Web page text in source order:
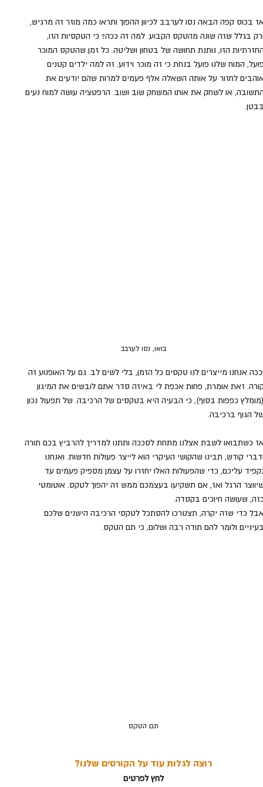
בכוס קפה הבאה נסו לערבב לכיוון ההפוך ותראו כמה מוזר זה מרגיש,
בגלל שזה שונה מהטקס הקבוע. למה זה ככה? כי הטקסיות הזו,
הזו, נותנת תחושה של בטחון ושליטה. כל זמן שהטקס המוכר
המוח שלנו פועל בנחת כי זה מוכר וידוע. זה למה ילדים קטנים
לחזור על אותה השאלה אלף פעמים למרות שהם יודעים את
או לשחק את אותו המשחק שוב ושוב. הרפטציה עושה למוח נעים
בואו, נסו לערבב
אנחנו מייצרים לנו טקסים כל הזמן, בלי לשים לב. גם על האופנוע זה
זאת אומרת, פחות אכפת לי באיזה סדר אתם לובשים את המיגון
כפפות בסוף), כי הבעיה היא בטקסים של הרכיבה. של תפעול נכון
הגוף ברכיבה.
כשתבואו לשבת אצלנו מתחת לסככה ותתנו למדריך להרביץ בכם תורה
קודש, תבינו שהקושי העיקרי הוא לייצר פעולות חדשות. ואנחנו
עליכם, כדי שהפעולות האלו יחזרו על עצמן מספיק פעמים עד
הרגל ואז, אם תשקיעו בעצמכם ממש זה יהפוך לטקס. אוטומטי
שעושה חיוכים בקסדה.
כדי שזה יקרה, תצטרכו להסתכל לטקסי הרכיבה הישנים שלכם
ולומר להם תודה רבה ושלום, כי תם הטקס.
תם הטקס
רוצה לגלות עוד על הקורסים שלנו?
לחץ לפרטים